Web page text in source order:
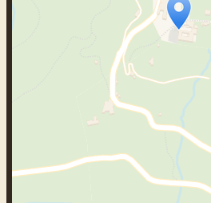
Travelers‘ Map wird
Wenn du dies siehst,
Seite vollständig
fehlen leafletJS-